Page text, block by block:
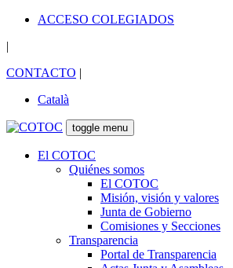
ACCESO COLEGIADOS
|
CONTACTO |
Català
toggle menu
El COTOC
Quiénes somos
El COTOC
Misión, visión y valores
Junta de Gobierno
Comisiones y Secciones
Transparencia
Portal de Transparencia